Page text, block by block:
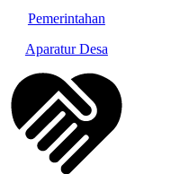
Pemerintahan
Aparatur Desa